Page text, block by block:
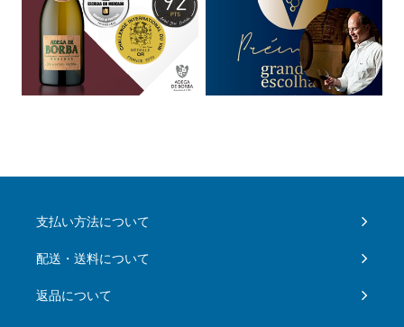
支払い方法について
配送・送料について
返品について